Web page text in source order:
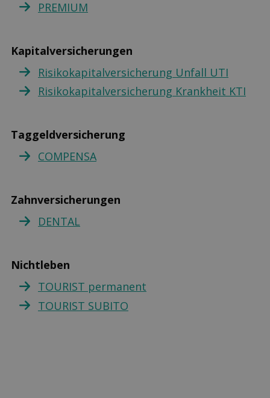
PREMIUM
Kapitalversicherungen
Risikokapitalversicherung Unfall UTI
Risikokapitalversicherung Krankheit KTI
Taggeldversicherung
COMPENSA
Zahnversicherungen
DENTAL
Nichtleben
TOURIST permanent
TOURIST SUBITO